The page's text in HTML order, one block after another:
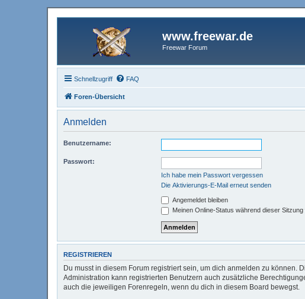
www.freewar.de
Freewar Forum
Schnellzugriff FAQ
Foren-Übersicht
Anmelden
Benutzername:
Passwort:
Ich habe mein Passwort vergessen
Die Aktivierungs-E-Mail erneut senden
Angemeldet bleiben
Meinen Online-Status während dieser
REGISTRIEREN
Du musst in diesem Forum registriert sein, um dich anmelden zu
Administration kann registrierten Benutzern auch zusätzliche
auch die jeweiligen Forenregeln, wenn du dich in diesem Board bewegst.